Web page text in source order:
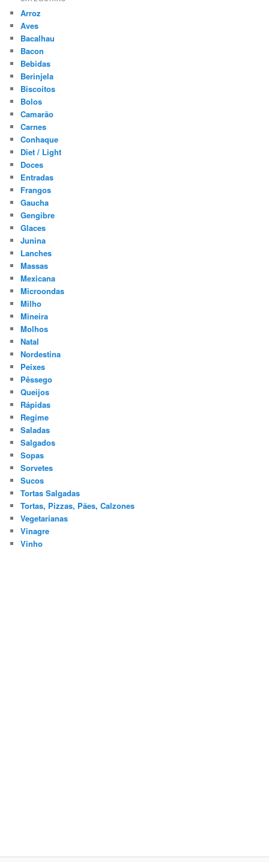
Arroz
Aves
Bacalhau
Bacon
Bebidas
Berinjela
Biscoitos
Bolos
Camarão
Carnes
Conhaque
Diet / Light
Doces
Entradas
Frangos
Gaucha
Gengibre
Glaces
Junina
Lanches
Massas
Mexicana
Microondas
Milho
Mineira
Molhos
Natal
Nordestina
Peixes
Pêssego
Queijos
Rápidas
Regime
Saladas
Salgados
Sopas
Sorvetes
Sucos
Tortas Salgadas
Tortas, Pizzas, Pães, Calzones
Vegetarianas
Vinagre
Vinho